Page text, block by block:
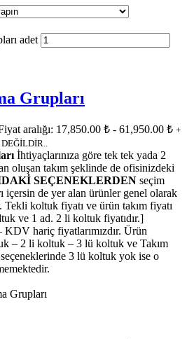
adet
Grupları
aralığı: 17,850.00 ₺ - 61,950.00 ₺ +
İhtiyaçlarınıza göre tek tek yada 2
oluşan takım şeklinde de ofisinizdeki
SEÇENEKLERDEN seçim
içersin de yer alan ürünler genel olarak
Tekli koltuk fiyatı ve ürün takım fiyatı
ve 1 ad. 2 li koltuk fiyatıdır.]
KDV hariç fiyatlarımızdır. Ürün
– 2 li koltuk – 3 lü koltuk ve Takım
3 lü koltuk yok ise o